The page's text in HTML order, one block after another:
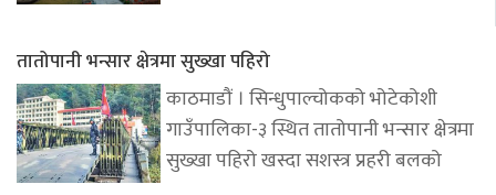
तातोपानी भन्सार क्षेत्रमा सुख्खा पहिरो
काठमाडौं । सिन्धुपाल्चोकको भोटेकोशी
गाउँपालिका-३ स्थित तातोपानी भन्सार क्षेत्रमा
सुख्खा पहिरो खस्दा सशस्त्र प्रहरी बलको